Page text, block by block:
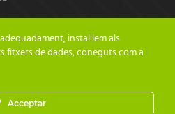
instal·lem als
fitxers de dades, coneguts com a
Acceptar